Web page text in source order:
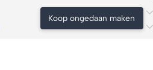
Koop ongedaan maken